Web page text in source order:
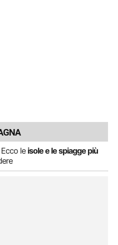
le isole e le spiagge più